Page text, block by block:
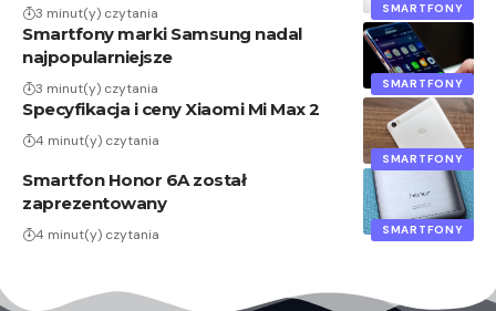
SMARTFONY
3 minut(y) czytania
SMARTFONY
Smartfony marki Samsung nadal
najpopularniejsze
3 minut(y) czytania
SMARTFONY
Specyfikacja i ceny Xiaomi Mi Max 2
4 minut(y) czytania
SMARTFONY
Smartfon Honor 6A został
zaprezentowany
4 minut(y) czytania